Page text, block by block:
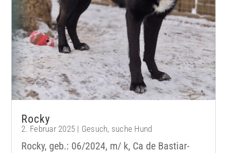
Rocky
2. Februar 2025 | Gesuch, suche Hund
Rocky, geb.: 06/2024, m/ k, Ca de Bastiar-